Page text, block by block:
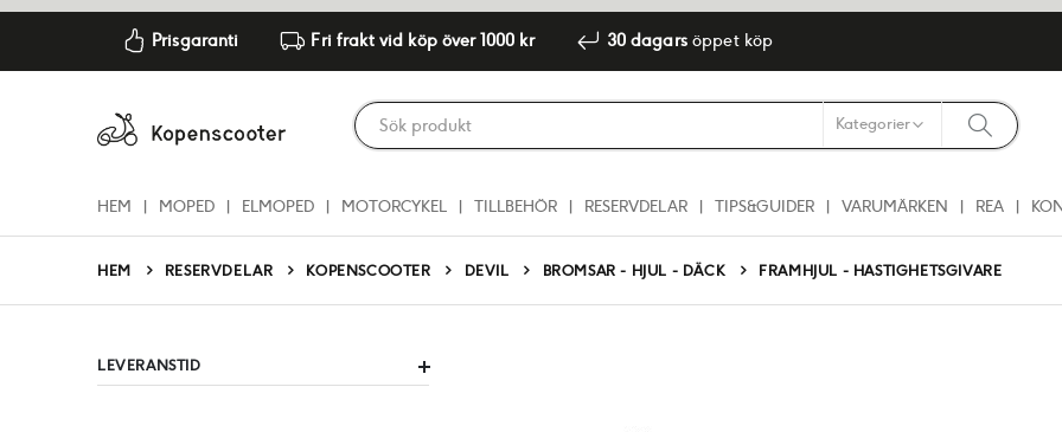
Prisgaranti Fri frakt vid köp över 1000 kr 30 dagarsöppet köp
HEM MOPED ELMOPED MOTORCYKEL TILLBEHÖR RESERVDELAR TIPS&GUIDER VARUMÄRKEN REA
HEM RESERVDELAR KOPENSCOOTER DEVIL BROMSAR - HJUL - DÄCK FRAMHJUL - HASTIGHETSGIVARE
LEVERANSTID